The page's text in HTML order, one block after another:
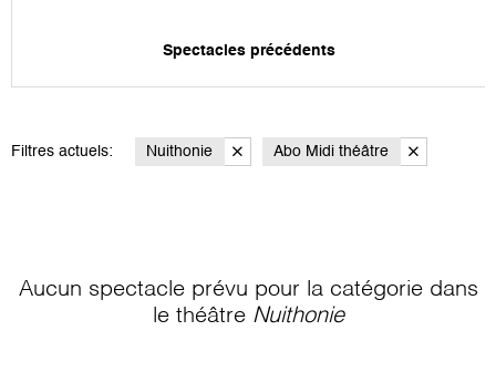
Spectacles précédents
Filtres actuels: Nuithonie Abo Midi théâtre
Aucun spectacle prévu pour la catégorie dans
le théâtre Nuithonie